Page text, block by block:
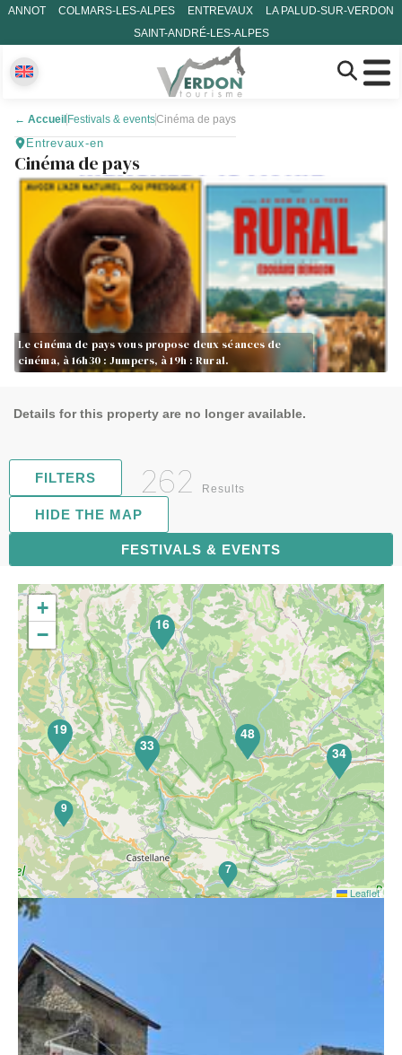
ANNOT COLMARS-LES-ALPES ENTREVAUX
LA PALUD-SUR-VERDON
SAINT-ANDRÉ-LES-ALPES
← Accueil Festivals & eventsCinéma de pays
Entrevaux-en
Cinéma de pays
Le cinéma de pays vous propose deux séances de
cinéma, à 16h30 : Jumpers, à 19h : Rural.
Details for this property are no longer available.
FILTERS 262 Results
FESTIVALS & EVENTS
HIDE THE MAP
entertainment, tours, theater, music, street performances,
and shows! Dress up to make the festival even more fun.
7
9
19
33
48
34
16
67
+
−
Leaflet